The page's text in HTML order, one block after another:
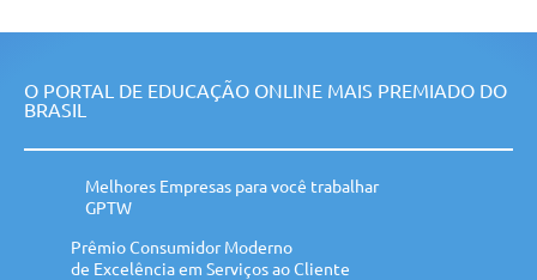
O PORTAL DE EDUCAÇÃO ONLINE MAIS PREMIADO DO
BRASIL
Melhores Empresas para você trabalhar
GPTW
Prêmio Consumidor Moderno
de Excelência em Serviços ao Cliente